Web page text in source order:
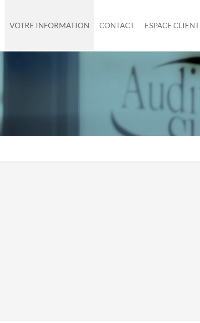
VOTRE INFORMATION CONTACT ESPACE CLIENT